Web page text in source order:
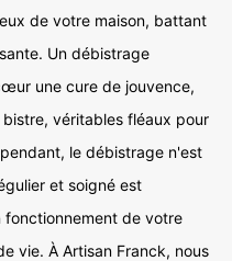
de votre maison, battant
Un débistrage
une cure de jouvence,
véritables fléaux pour
le débistrage n'est
et soigné est
fonctionnement de votre
vie. À Artisan Franck, nous